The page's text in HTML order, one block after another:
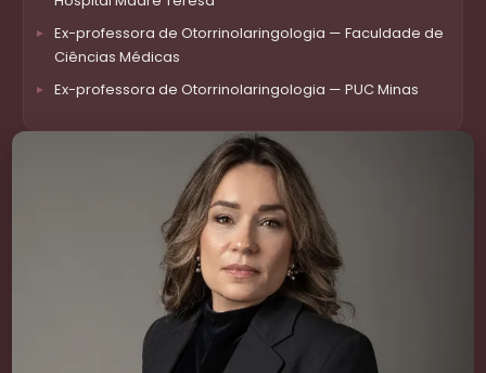
Ex-professora de Otorrinolaringologia — Faculdade de
Ciências Médicas
Ex-professora de Otorrinolaringologia — PUC Minas